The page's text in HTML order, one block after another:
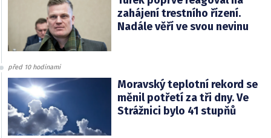
zahájení trestního řízení.
Nadále věří ve svou nevinu
před 10 hodinami
Moravský teplotní rekord se
měnil potřetí za tři dny. Ve
Strážnici bylo 41 stupňů